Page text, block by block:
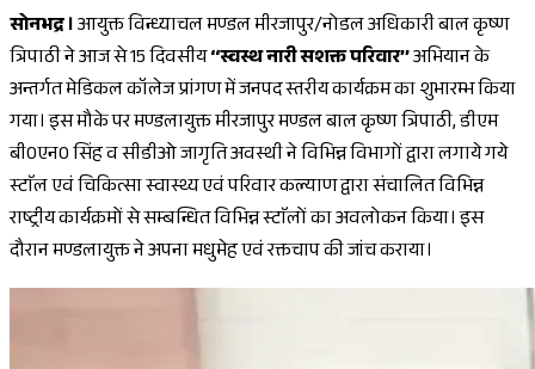
सोनभद्र ।आयुक्त विन्ध्याचल मण्डल मीरजापुर/नोडल अधिकारी बाल कृष्ण
त्रिपाठी ने आज से 15 दिवसीय‘‘स्वस्थ नारी सशक्त परिवार’’अभियान के
अन्तर्गत मेडिकल कॉलेज प्रांगण में जनपद स्तरीय कार्यक्रम का शुभारम्भ किया
गया। इस मौके पर मण्डलायुक्त मीरजापुर मण्डल बाल कृष्ण त्रिपाठी, डीएम
बी0एन0 सिंह व सीडीओ जागृति अवस्थी ने विभिन्न विभागों द्वारा लगाये गये
स्टाॅल एवं चिकित्सा स्वास्थ्य एवं परिवार कल्याण द्वारा संचालित विभिन्न
राष्ट्रीय कार्यक्रमों से सम्बन्धित विभिन्न स्टाॅलों का अवलोकन किया। इस
दौरान मण्डलायुक्त ने अपना मधुमेह एवं रक्तचाप की जांच कराया।